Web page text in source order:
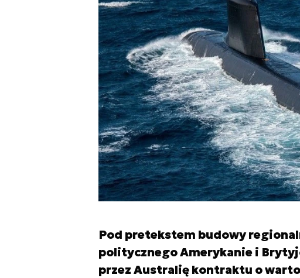
Pod pretekstem budowy
politycznego Amerykanie i
przez Australię kontraktu o